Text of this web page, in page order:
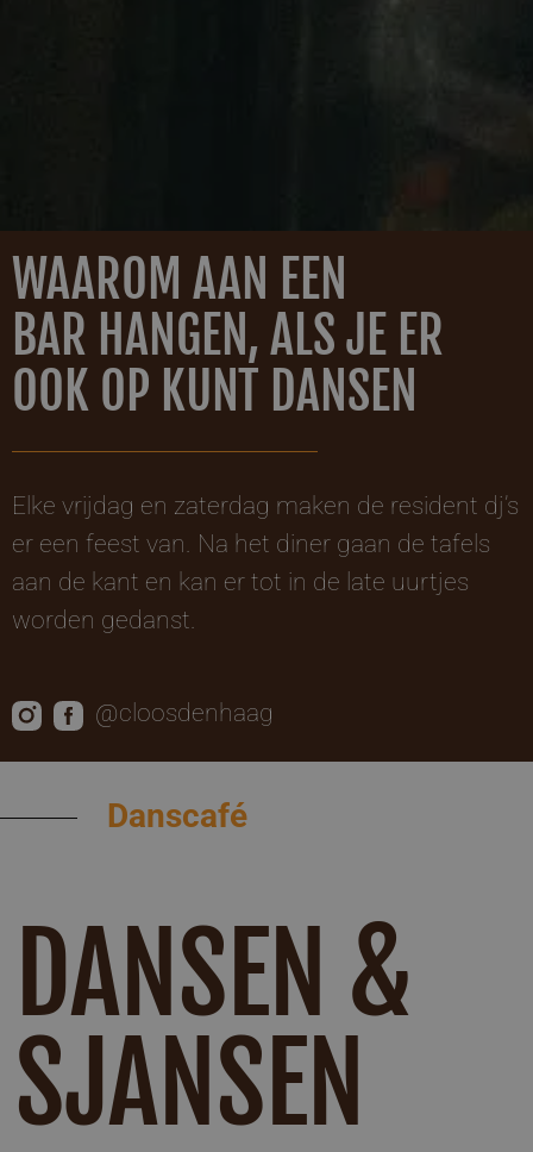
WAAROM AAN EEN
BAR HANGEN, ALS JE ER
OOK OP KUNT DANSEN
Elke vrijdag en zaterdag maken de resident dj’s
er een feest van. Na het diner gaan de tafels
aan de kant en kan er tot in de late uurtjes
worden gedanst.
@cloosdenhaag
Danscafé
DANSEN &
SJANSEN